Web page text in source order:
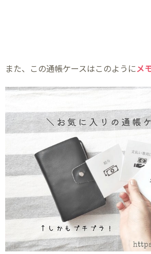
また、この通帳ケースはこのように メ